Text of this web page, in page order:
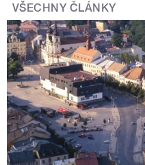
VŠECHNY ČLÁNKY